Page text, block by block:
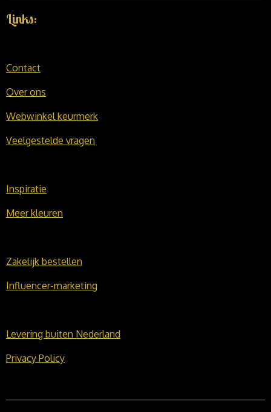
Links:
Contact
Over ons
Webwinkel keurmerk
Veelgestelde vragen
Inspiratie
Meer kleuren
Zakelijk bestellen
Influencer-marketing
Levering buiten Nederland
Privacy Policy